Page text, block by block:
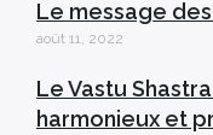
Le message
août 11, 2022
Le Vastu
harmonieux et